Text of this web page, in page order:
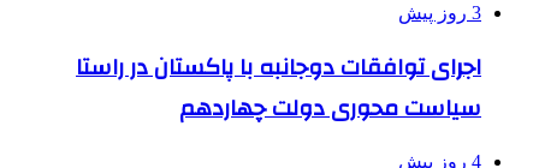
3 روز پیش
اجرای توافقات دوجانبه با پاکستان در راستا
سیاست محوری دولت چهاردهم
4 روز پیش